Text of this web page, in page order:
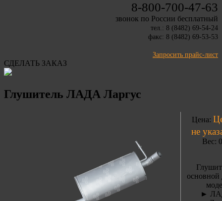
8-800-700-47-63
звонок по России бесплатный
тел.: 8 (8482) 69-54-24
факс: 8 (8482) 69-53-53
Запросить прайс-лист
СДЕЛАТЬ ЗАКАЗ
Глушитель ЛАДА Ларгус
Цена:
не
Вес:
основной
►